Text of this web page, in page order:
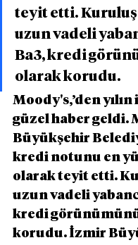
teyit etti.
uzun vadeli
Ba3, kredi
olarak korudu.
Moody's,’den
güzel haber geldi.
Büyükşehir
kredi notunu en
olarak teyit etti.
uzun vadeli
kredi
korudu. İzmir